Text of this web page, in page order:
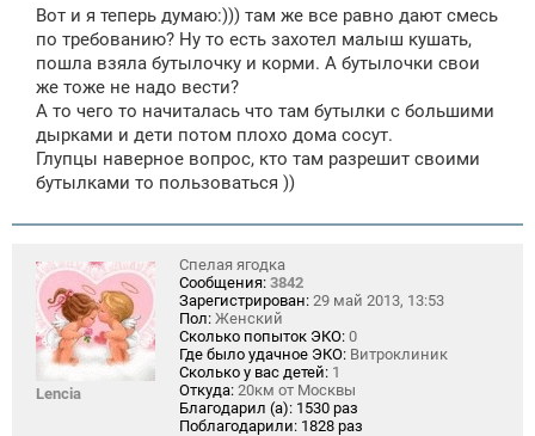
б
щ
н
и
Вот и я теперь думаю:))) там же все равно дают смесь
по требованию? Ну то есть захотел малыш кушать,
пошла взяла бутылочку и корми. А бутылочки свои
же тоже не надо вести?
А то чего то начиталась что там бутылки с большими
дырками и дети потом плохо дома сосут.
Глупцы наверное вопрос, кто там разрешит своими
бутылками то пользоваться ))
Lencia
Спелая ягодка
Сообщения: 3842
Зарегистрирован: 29 май 2013, 13:53
Пол: Женский
Сколько попыток ЭКО: 0
Где было удачное ЭКО: Витроклиник
Сколько у вас детей: 1
Откуда: 20км от Москвы
Благодарил (а): 1530 раз
Поблагодарили: 1828 раз